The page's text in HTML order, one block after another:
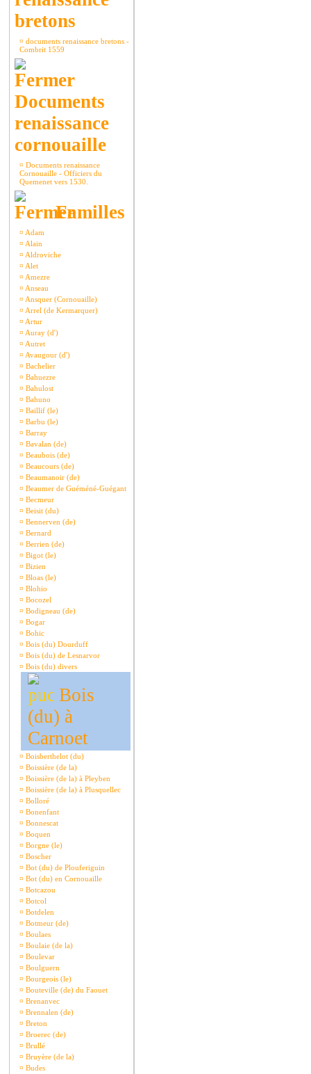
bretons
¤ documents renaissance bretons -
Combrit 1559
Documents
renaissance
cornouaille
¤ Documents renaissance
Cornouaille - Officiers du
Quemenet vers 1530.
Familles
¤ Adam
¤ Alain
¤ Aldroviche
¤ Alet
¤ Amezre
¤ Anseau
¤ Ansquer (Cornouaille)
¤ Arrel (de Kermarquer)
¤ Artur
¤ Auray (d')
¤ Autret
¤ Avaugour (d')
¤ Bachelier
¤ Bahuezre
¤ Bahulost
¤ Bahuno
¤ Baillif (le)
¤ Barbu (le)
¤ Barray
¤ Bavalan (de)
¤ Beaubois (de)
¤ Beaucours (de)
¤ Beaumanoir (de)
¤ Beaumer de Guéméné-Guégant
¤ Becmeur
¤ Beisit (du)
¤ Bennerven (de)
¤ Bernard
¤ Berrien (de)
¤ Bigot (le)
¤ Bizien
¤ Bloas (le)
¤ Blohio
¤ Bocozel
¤ Bodigneau (de)
¤ Bogar
¤ Bohic
¤ Bois (du) Dourduff
¤ Bois (du) de Lesnarvor
¤ Bois (du) divers
Bois
(du) à
Carnoet
¤ Boisberthelot (du)
¤ Boissière (de la)
¤ Boissière (de la) à Pleyben
¤ Boissière (de la) à Plusquellec
¤ Bolloré
¤ Bonenfant
¤ Bonnescat
¤ Boquen
¤ Borgne (le)
¤ Boscher
¤ Bot (du) de Plouferiguin
¤ Bot (du) en Cornouaille
¤ Botcazou
¤ Botcol
¤ Botdelen
¤ Botmeur (de)
¤ Boulaes
¤ Boulaie (de la)
¤ Boulevar
¤ Boulguern
¤ Bourgeois (le)
¤ Bouteville (de) du Faouet
¤ Brenanvec
¤ Brennalen (de)
¤ Breton
¤ Broerec (de)
¤ Brullé
¤ Bruyère (de la)
¤ Budes